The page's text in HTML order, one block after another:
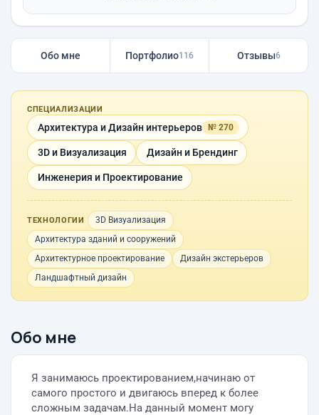
Обо мне Портфолио116 Отзывы6
СПЕЦИАЛИЗАЦИИ
Архитектура и Дизайн интерьеров № 270
3D и Визуализация Дизайн и Брендинг
Инженерия и Проектирование
ТЕХНОЛОГИИ
3D Визуализация
Архитектура зданий и сооружений
Архитектурное проектирование
Дизайн экстерьеров
Ландшафтный дизайн
Обо мне
Я занимаюсь проектированием,начинаю от
самого простого и двигаюсь вперед к более
сложным задачам.На данный момент могу